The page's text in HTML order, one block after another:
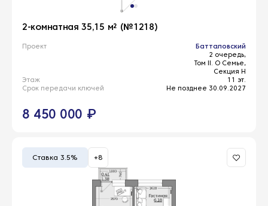
2-комнатная 35,15 м² (№1218)
Проект
Батталовский
2 очередь,
Том II. О Семье,
Секция Н
Этаж
11 эт.
Срок передачи ключей
Не позднее 30.09.2027
8 450 000 ₽
Ставка 3.5% +8